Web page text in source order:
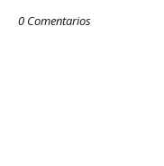
0 Comentarios